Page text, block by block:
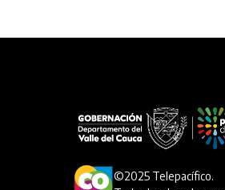
©2025 Telepacífico.